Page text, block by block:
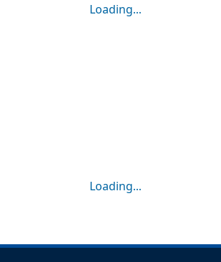
Loading...
Loading...